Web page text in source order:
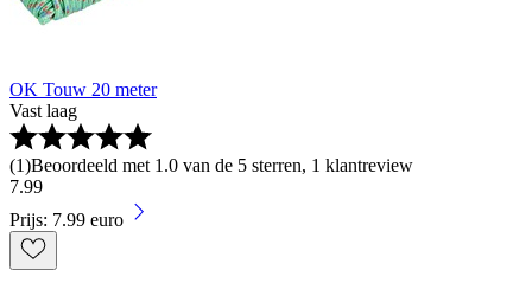
OK Touw 20 meter
Vast laag
(1)Beoordeeld met 1.0 van de 5 sterren, 1 klantreview
7.99
Prijs: 7.99 euro